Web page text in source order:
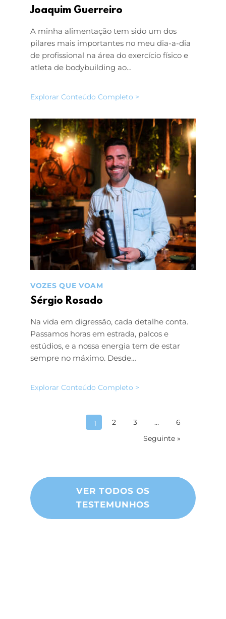
Joaquim Guerreiro
A minha alimentação tem sido um dos
pilares mais importantes no meu dia-a-dia
de profissional na área do exercício físico e
atleta de bodybuilding ao…
Explorar Conteúdo Completo >
VOZES QUE VOAM
Sérgio Rosado
Na vida em digressão, cada detalhe conta.
Passamos horas em estrada, palcos e
estúdios, e a nossa energia tem de estar
sempre no máximo. Desde…
Explorar Conteúdo Completo >
1 2 3 …
6
Seguinte »
VER TODOS OS
TESTEMUNHOS